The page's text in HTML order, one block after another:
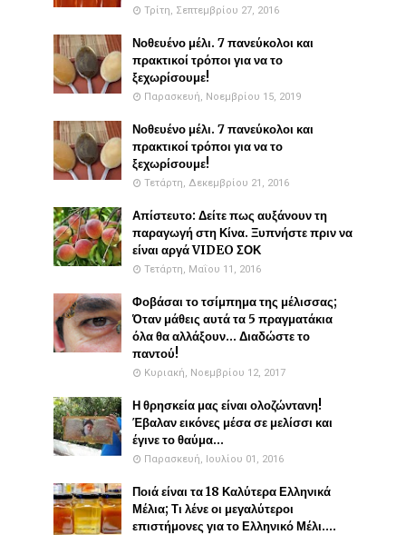
Τρίτη, Σεπτεμβρίου 27, 2016
Νοθευένο μέλι. 7 πανεύκολοι και
πρακτικοί τρόποι για να το
ξεχωρίσουμε!
Παρασκευή, Νοεμβρίου 15, 2019
Νοθευένο μέλι. 7 πανεύκολοι και
πρακτικοί τρόποι για να το
ξεχωρίσουμε!
Τετάρτη, Δεκεμβρίου 21, 2016
Απίστευτο: Δείτε πως αυξάνουν τη
παραγωγή στη Κίνα. Ξυπνήστε πριν να
είναι αργά VIDEO ΣΟΚ
Τετάρτη, Μαΐου 11, 2016
Φοβάσαι το τσίμπημα της μέλισσας;
Όταν μάθεις αυτά τα 5 πραγματάκια
όλα θα αλλάξουν... Διαδώστε το
παντού!
Κυριακή, Νοεμβρίου 12, 2017
Η θρησκεία μας είναι ολοζώντανη!
Έβαλαν εικόνες μέσα σε μελίσσι και
έγινε το θαύμα...
Παρασκευή, Ιουλίου 01, 2016
Ποιά είναι τα 18 Καλύτερα Ελληνικά
Μέλια; Τι λένε οι μεγαλύτεροι
επιστήμονες για το Ελληνικό Μέλι....